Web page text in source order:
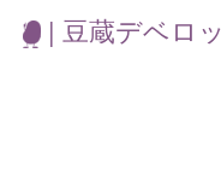
| 豆蔵デベロ